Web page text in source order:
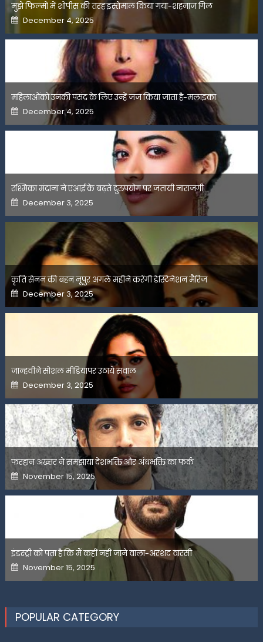
मुझे फिल्मों में शोपीस की तरह इस्तेमाल किया गया-शहनाज गिल
Posted
on
December 4, 2025
महिलाओंको उनकी पसंद के लिए उन्हें जज किया जाता है-मलाइका
Posted
on
December 4, 2025
रश्मिका मंदाना ने एआई के बढ़ते दुरुपयोग पर जतायी नाराजगी
Posted
on
December 3, 2025
कृति सेनन की बहन नूपुर अगले महीने करेंगी डेस्टिनेशन मैरिज
Posted
on
December 3, 2025
जान्हवीने सोशल मीडियापर उठाये सवाल
Posted
on
December 3, 2025
फरहान अख्तर ने समझाया देशभक्ति और अंधभक्ति का फर्क
Posted
on
November 15, 2025
इंडस्ट्री को पता है कि मैं कहीं नहीं जाने वाला-अरशद वारसी
Posted
on
November 15, 2025
POPULAR CATEGORY